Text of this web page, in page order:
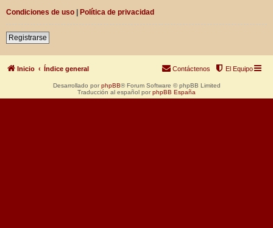
Condiciones de uso | Política de privacidad
Registrarse
Inicio Índice general El Equipo
Contáctenos
Desarrollado por phpBB® Forum Software © phpBB Limited
Traducción al español por phpBB España